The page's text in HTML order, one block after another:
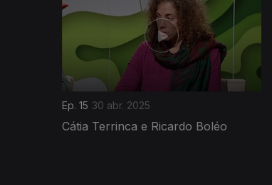
Ep. 15 30 abr. 2025
Cátia Terrinca e Ricardo Boléo